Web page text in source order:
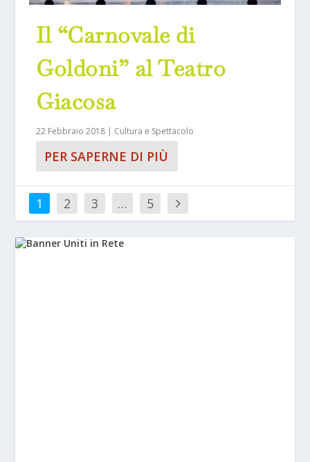
Il “Carnovale di
Goldoni” al Teatro
Giacosa
22 Febbraio 2018 | Cultura e Spettacolo
PER SAPERNE DI PIÙ
1 2 3 … 5